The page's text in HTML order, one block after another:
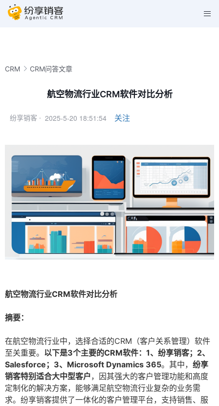
CRM CRM问答文章
航空物流行业CRM软件对比分析
纷享销客 · 2025-5-20 18:51:54 关注
航空物流行业CRM软件对比分析
摘要：
在航空物流行业中，选择合适的CRM（客户关系管理）软件
至关重要。 以下是3个主要的CRM软件：1、纷享销客；2、
Salesforce；3、Microsoft Dynamics 365。其中， 纷享
销客特别适合大中型客户，因其强大的客户管理功能和高度
定制化的解决方案，能够满足航空物流行业复杂的业务需
求。纷享销客提供了一体化的客户管理平台，支持销售、服